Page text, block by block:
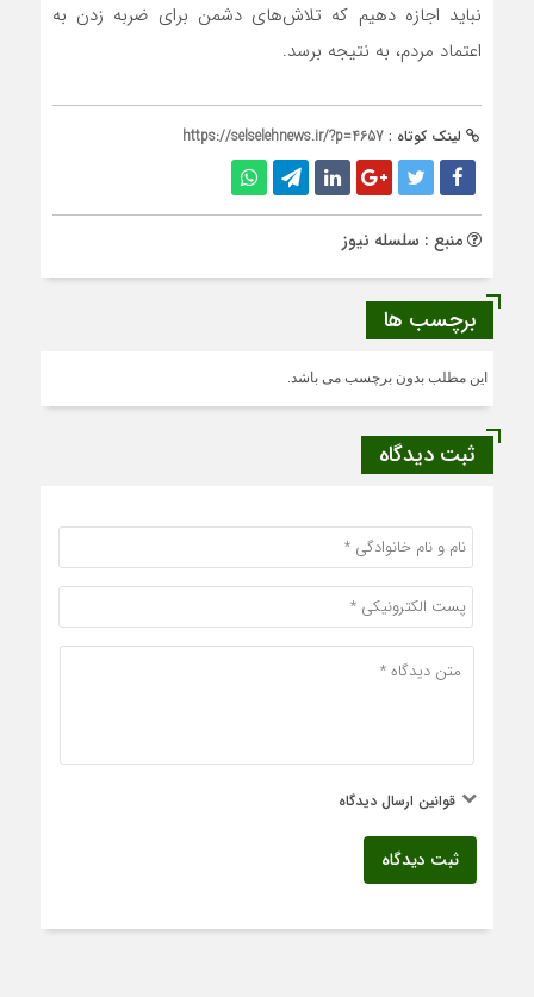
نباید اجازه دهیم که تلاش‌های دشمن برای ضربه زدن به
اعتماد مردم، به نتیجه برسد.
لینک کوتاه : https://selselehnews.ir/?p=4657
منبع : سلسله نیوز
برچسب ها
این مطلب بدون برچسب می باشد.
ثبت دیدگاه
قوانین ارسال دیدگاه
ثبت دیدگاه